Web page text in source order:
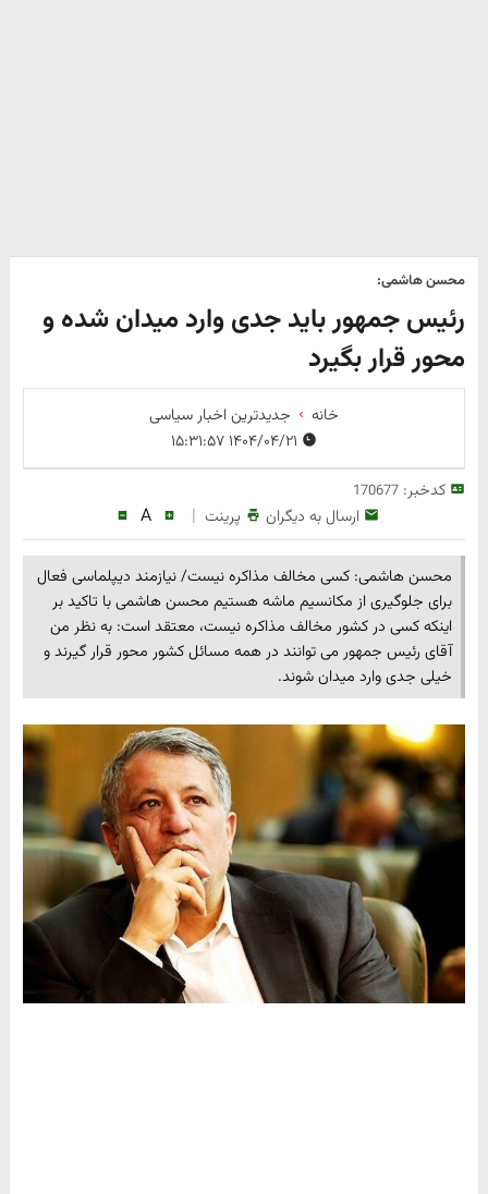
محسن هاشمی:
رئیس جمهور باید جدی وارد میدان شده و
محور قرار بگیرد
خانه
جدیدترین اخبار سیاسی
کدخبر:170677
ارسال به دیگران پرینت |
A
محسن هاشمی: کسی مخالف مذاکره نیست/ نیازمند دیپلماسی فعال
برای جلوگیری از مکانسیم ماشه هستیم محسن هاشمی با تاکید بر
اینکه کسی در کشور مخالف مذاکره نیست، معتقد است: به نظر من
آقای رئیس جمهور می توانند در همه مسائل کشور محور قرار گیرند و
خیلی جدی وارد میدان شوند.